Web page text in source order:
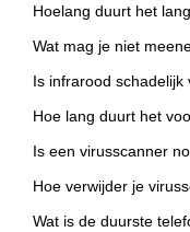
Hoelang duurt het
Wat mag je niet
Is infrarood
Hoe lang duurt het
Is een virusscanner
Hoe verwijder je
Wat is de duurste